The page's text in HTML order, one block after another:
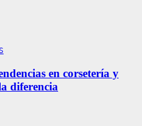
en corsetería y
diferencia